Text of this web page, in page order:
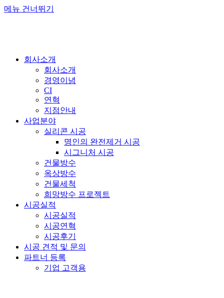
메뉴 건너뛰기
회사소개
회사소개
경영이념
CI
연혁
지점안내
사업분야
실리콘 시공
명인의 완전제거 시공
시그니처 시공
건물방수
옥상방수
건물세척
희망방수 프로젝트
시공실적
시공실적
시공연혁
시공후기
시공 견적 및 문의
파트너 등록
기업 고객용